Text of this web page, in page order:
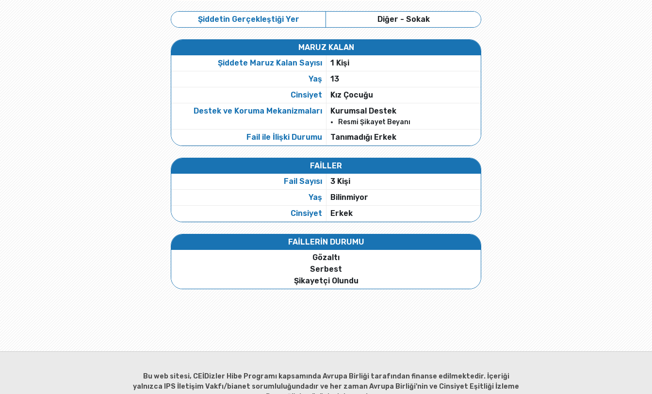
Şiddetin Gerçekleştiği Yer Diğer - Sokak
MARUZ KALAN
Şiddete Maruz Kalan Sayısı
1 Kişi
Yaş
13
Cinsiyet
Kız Çocuğu
Destek ve Koruma Mekanizmaları
Kurumsal Destek
Resmi Şikayet Beyanı
Fail ile İlişki Durumu Tanımadığı Erkek
FAİLLER
Fail Sayısı
3 Kişi
Yaş
Bilinmiyor
Cinsiyet
Erkek
FAİLLERİN DURUMU
Gözaltı
Serbest
Şikayetçi Olundu
Bu web sitesi, CEİDizler Hibe Programı kapsamında Avrupa Birliği tarafından finanse edilmektedir. İçeriği
yalnızca IPS İletişim Vakfı/bianet sorumluluğundadır ve her zaman Avrupa Birliği'nin ve Cinsiyet Eşitliği İzleme